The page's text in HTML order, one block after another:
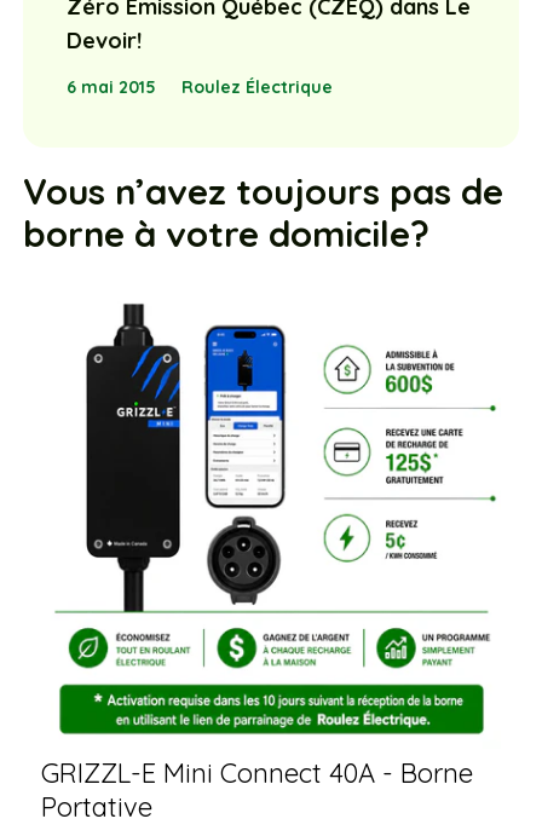
Zéro Émission Québec (CZEQ) dans Le
Devoir!
6 mai 2015 Roulez Électrique
Vous n’avez toujours pas de
borne à votre domicile?
GRIZZL-E Mini Connect 40A - Borne
Portative